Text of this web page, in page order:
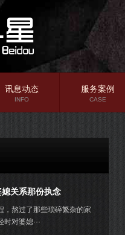
讯息动态
INFO
服务案例
CASE
关系那份执念
，熬过了那些琐碎繁杂的家
对婆媳···